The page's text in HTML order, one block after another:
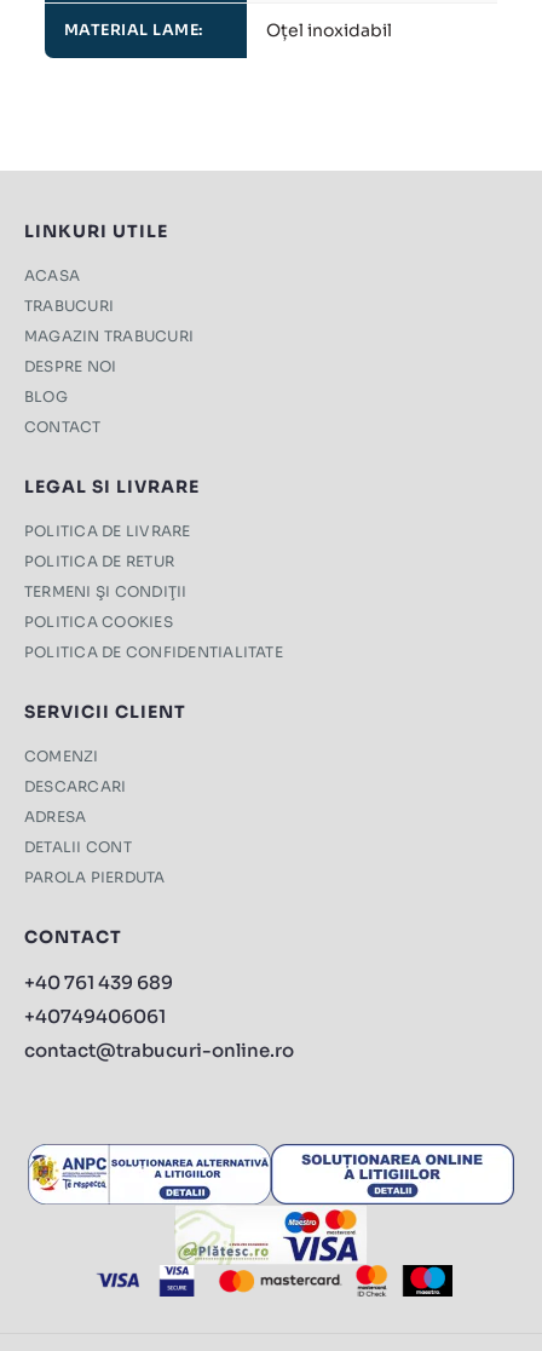
MATERIAL LAME: Oțel inoxidabil
LINKURI UTILE
ACASA
TRABUCURI
MAGAZIN TRABUCURI
DESPRE NOI
BLOG
CONTACT
LEGAL SI LIVRARE
POLITICA DE LIVRARE
POLITICA DE RETUR
TERMENI ŞI CONDIŢII
POLITICA COOKIES
POLITICA DE CONFIDENTIALITATE
SERVICII CLIENT
COMENZI
DESCARCARI
ADRESA
DETALII CONT
PAROLA PIERDUTA
CONTACT
+40 761 439 689
+40749406061
contact@trabucuri-online.ro